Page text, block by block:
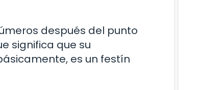
después del punto
significa que su
es un festín